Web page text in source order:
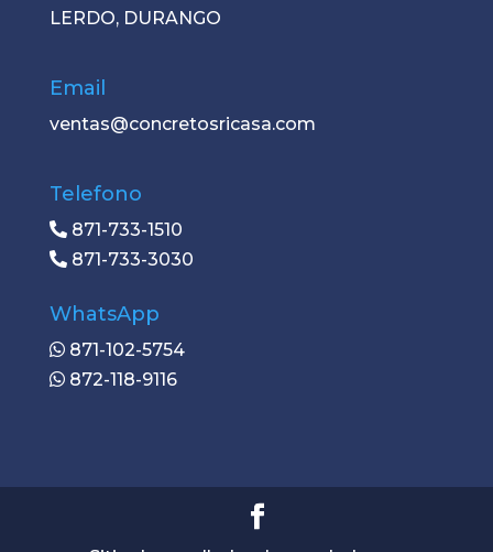
LERDO, DURANGO
Email
ventas@concretosricasa.com
Telefono
871-733-1510
871-733-3030
WhatsApp
871-102-5754
872-118-9116